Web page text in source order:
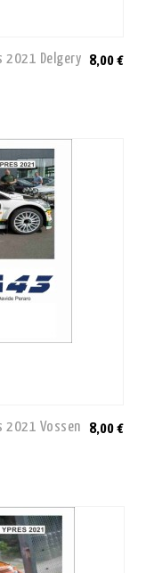
2021 Delgery 8,00 €
2021 Vossen 8,00 €